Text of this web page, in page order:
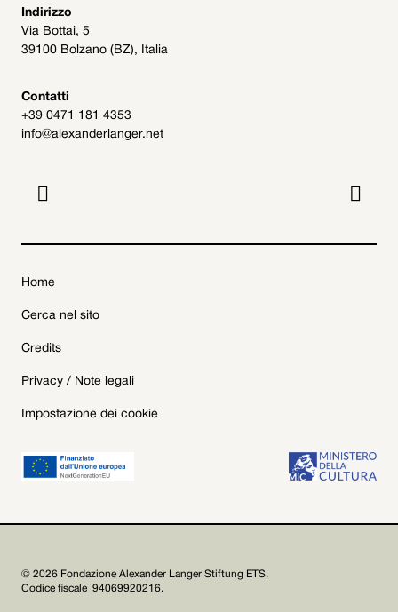
Indirizzo
Via Bottai, 5
39100 Bolzano (BZ), Italia
Contatti
+39 0471 181 4353
info@alexanderlanger.net
 
Home
Cerca nel sito
Credits
Privacy / Note legali
Impostazione dei cookie
© 2026 Fondazione Alexander Langer Stiftung ETS.
Codice fiscale 94069920216.